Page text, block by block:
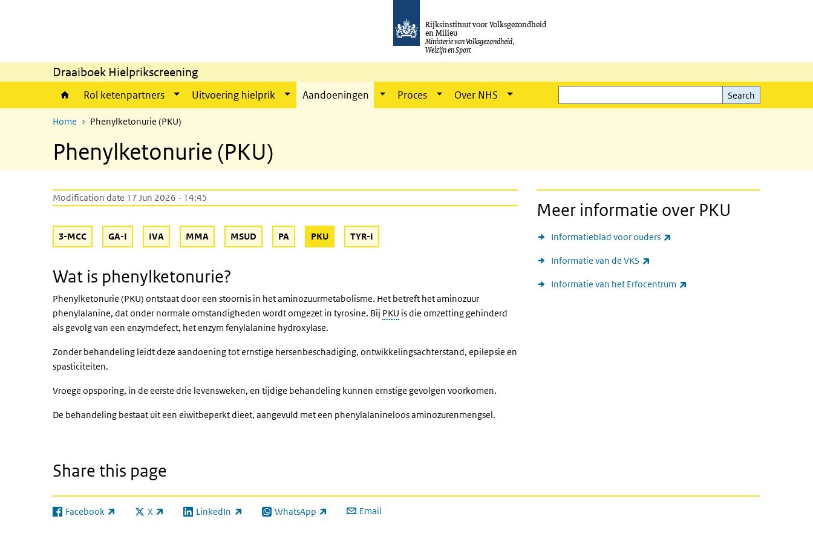
Rijksinstituut voor Volksgezondheid
en Milieu
Ministerie van Volksgezondheid,
Welzijn en Sport
Draaiboek Hielprikscreening
Rol ketenpartners Uitvoering hielprik Aandoeningen Proces Over NHS
Search
Search
Home Phenylketonurie (PKU)
Phenylketonurie (PKU)
Modification date 17 Jun 2026 - 14:45
3-MCC GA-I IVA MMA MSUD PA PKU(Active button)
TYR-I
Wat is phenylketonurie?
Phenylketonurie (PKU) ontstaat door een stoornis in het aminozuurmetabolisme. Het betreft het aminozuur
phenylalanine, dat onder normale omstandigheden wordt omgezet in tyrosine. Bij PKU is die omzetting gehinderd
als gevolg van een enzymdefect, het enzym fenylalanine hydroxylase.
Zonder behandeling leidt deze aandoening tot ernstige hersenbeschadiging, ontwikkelingsachterstand, epilepsie en
spasticiteiten.
Vroege opsporing, in de eerste drie levensweken, en tijdige behandeling kunnen ernstige gevolgen voorkomen.
De behandeling bestaat uit een eiwitbeperkt dieet, aangevuld met een phenylalanineloos aminozurenmengsel.
Meer informatie over PKU
Informatieblad voor ouders
Informatie van de VKS
Informatie van het Erfocentrum
Share this page
Facebook
(link is external) X
(link is external)LinkedIn
(link is external) WhatsApp
(link is external) Email